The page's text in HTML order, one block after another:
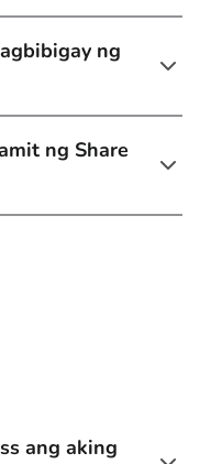
ng
ng Share
ang aking